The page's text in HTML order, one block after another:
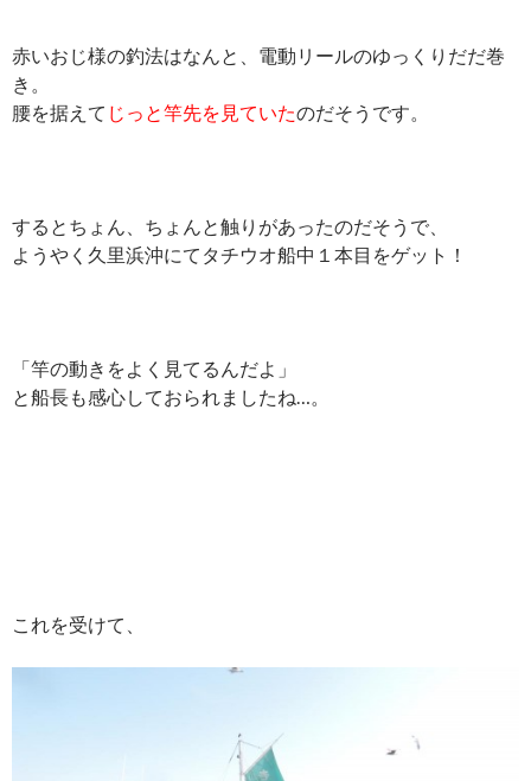
赤いおじ様の釣法はなんと、電動リールのゆっくりだだ巻
き。
腰を据えて じっと竿先を見ていたのだそうです。
するとちょん、ちょんと触りがあったのだそうで、
ようやく久里浜沖にてタチウオ船中１本目をゲット！
「竿の動きをよく見てるんだよ」
と船長も感心しておられましたね…。
これを受けて、